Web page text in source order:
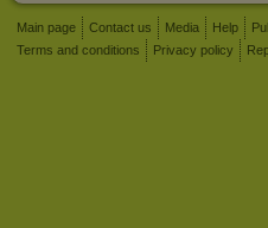
Main page Contact us Media Help
Terms and conditions
Privacy policy